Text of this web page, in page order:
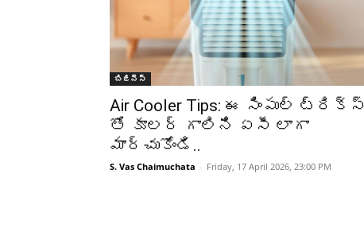
బిజినెస్
Air Cooler Tips: ఈ సింపుల్ ట్రిక్స్
తో కూలర్ గాలిని ఏసీ లాగా
మార్చుకోండి..
S. Vas Chaimuchata - Friday, 17 April 2026, 23:00 PM